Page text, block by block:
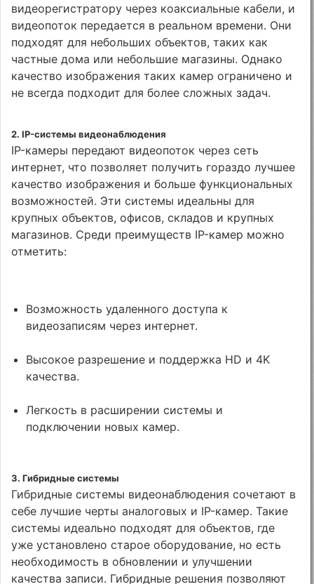
видеорегистратору через коаксиальные кабели, и
видеопоток передается в реальном времени. Они
подходят для небольших объектов, таких как
частные дома или небольшие магазины. Однако
качество изображения таких камер ограничено и
не всегда подходит для более сложных задач.
2.IP-системы видеонаблюдения
IP-камеры передают видеопоток через сеть
интернет, что позволяет получить гораздо лучшее
качество изображения и больше функциональных
возможностей. Эти системы идеальны для
крупных объектов, офисов, складов и крупных
магазинов. Среди преимуществ IP-камер можно
отметить:
Возможность удаленного доступа к
видеозаписям через интернет.
Высокое разрешение и поддержка HD и 4K
качества.
Легкость в расширении системы и
подключении новых камер.
3.Гибридные системы
Гибридные системы видеонаблюдения сочетают в
себе лучшие черты аналоговых и IP-камер. Такие
системы идеально подходят для объектов, где
уже установлено старое оборудование, но есть
необходимость в обновлении и улучшении
качества записи. Гибридные решения позволяют